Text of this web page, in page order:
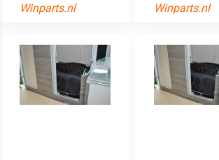
Winparts.nl Winparts.nl